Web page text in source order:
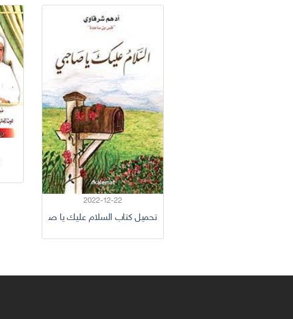
2022-12-22
تحميل كتاب السلام عليك يا صاحبي pdf للكاتب أدهم شرقاوي